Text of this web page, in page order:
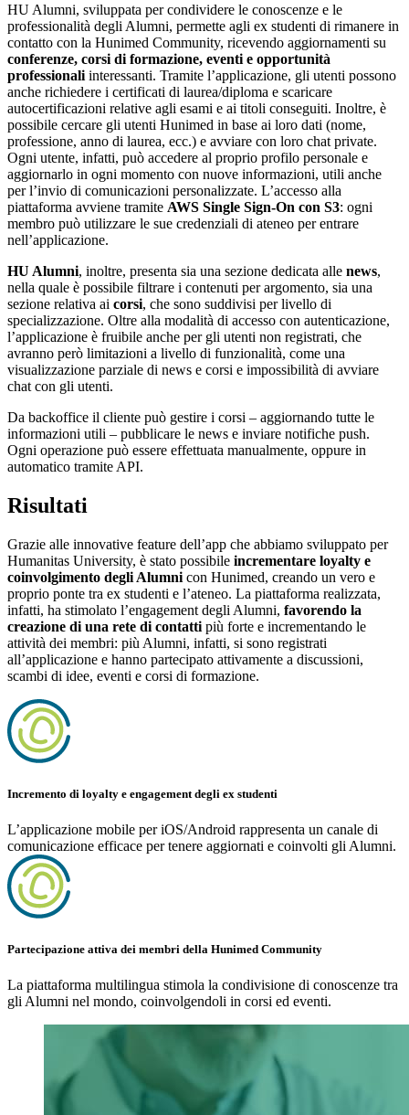
HU Alumni, sviluppata per condividere le conoscenze e le
professionalità degli Alumni, permette agli ex studenti di rimanere in
contatto con la Hunimed Community, ricevendo aggiornamenti su
conferenze, corsi di formazione, eventi e opportunità
professionali interessanti. Tramite l’applicazione, gli utenti possono
anche richiedere i certificati di laurea/diploma e scaricare
autocertificazioni relative agli esami e ai titoli conseguiti. Inoltre, è
possibile cercare gli utenti Hunimed in base ai loro dati (nome,
professione, anno di laurea, ecc.) e avviare con loro chat private.
Ogni utente, infatti, può accedere al proprio profilo personale e
aggiornarlo in ogni momento con nuove informazioni, utili anche
per l’invio di comunicazioni personalizzate. L’accesso alla
piattaforma avviene tramite AWS Single Sign-On con S3: ogni
membro può utilizzare le sue credenziali di ateneo per entrare
nell’applicazione.
HU Alumni, inoltre, presenta sia una sezione dedicata alle news,
nella quale è possibile filtrare i contenuti per argomento, sia una
sezione relativa ai corsi, che sono suddivisi per livello di
specializzazione. Oltre alla modalità di accesso con autenticazione,
l’applicazione è fruibile anche per gli utenti non registrati, che
avranno però limitazioni a livello di funzionalità, come una
visualizzazione parziale di news e corsi e impossibilità di avviare
chat con gli utenti.
Da backoffice il cliente può gestire i corsi – aggiornando tutte le
informazioni utili – pubblicare le news e inviare notifiche push.
Ogni operazione può essere effettuata manualmente, oppure in
automatico tramite API.
Risultati
Grazie alle innovative feature dell’app che abbiamo sviluppato per
Humanitas University, è stato possibile incrementare loyalty e
coinvolgimento degli Alumni con Hunimed, creando un vero e
proprio ponte tra ex studenti e l’ateneo. La piattaforma realizzata,
infatti, ha stimolato l’engagement degli Alumni, favorendo la
creazione di una rete di contatti più forte e incrementando le
attività dei membri: più Alumni, infatti, si sono registrati
all’applicazione e hanno partecipato attivamente a discussioni,
scambi di idee, eventi e corsi di formazione.
Incremento di loyalty e engagement degli ex studenti
L’applicazione mobile per iOS/Android rappresenta un canale di
comunicazione efficace per tenere aggiornati e coinvolti gli Alumni.
Partecipazione attiva dei membri della Hunimed Community
La piattaforma multilingua stimola la condivisione di conoscenze tra
gli Alumni nel mondo, coinvolgendoli in corsi ed eventi.